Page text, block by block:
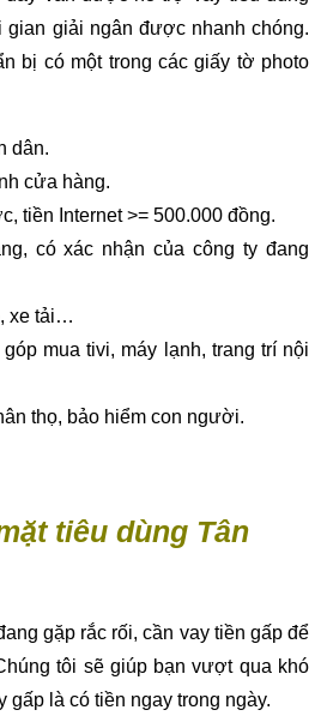
gian giải ngân được nhanh chóng.
bị có một trong các giấy tờ photo
dân.
cửa hàng.
tiền Internet >= 500.000 đồng.
có xác nhận của công ty đang
xe tải…
mua tivi, máy lạnh, trang trí nội
thọ, bảo hiểm con người.
tiêu dùng Tân
gặp rắc rối, cần vay tiền gấp để
tôi sẽ giúp bạn vượt qua khó
gấp là có tiền ngay trong ngày.